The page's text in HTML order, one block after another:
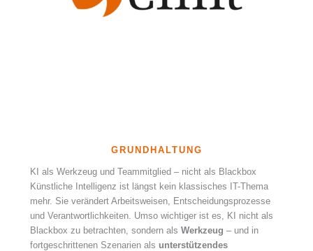
GRUNDHALTUNG
KI als Werkzeug und Teammitglied – nicht als Blackbox
Künstliche Intelligenz ist längst kein klassisches IT-Thema
mehr. Sie verändert Arbeitsweisen, Entscheidungsprozesse
und Verantwortlichkeiten. Umso wichtiger ist es, KI nicht als
Blackbox zu betrachten, sondern als Werkzeug – und in
fortgeschrittenen Szenarien als unterstützendes